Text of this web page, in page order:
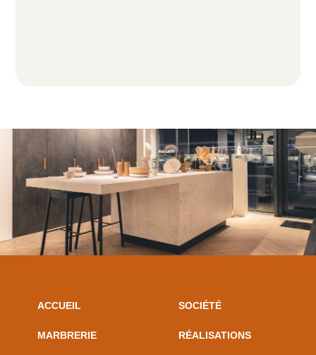
ACCUEIL SOCIÉTÉ
MARBRERIE RÉALISATIONS